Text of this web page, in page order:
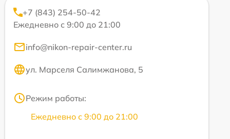
+7 (843) 254-50-42
Ежедневно с 9:00 до 21:00
info@nikon-repair-center.ru
ул. Марселя Салимжанова, 5
Режим работы:
Ежедневно с 9:00 до 21:00